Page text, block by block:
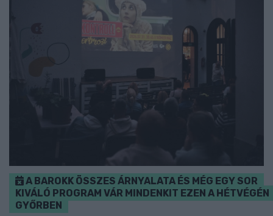
A BAROKK ÖSSZES ÁRNYALATA ÉS MÉG EGY SOR
KIVÁLÓ PROGRAM VÁR MINDENKIT EZEN A HÉTVÉGÉN
GYŐRBEN